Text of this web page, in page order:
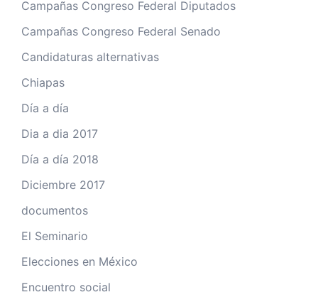
Campañas Congreso Federal Diputados
Campañas Congreso Federal Senado
Candidaturas alternativas
Chiapas
Día a día
Dia a dia 2017
Día a día 2018
Diciembre 2017
documentos
El Seminario
Elecciones en México
Encuentro social